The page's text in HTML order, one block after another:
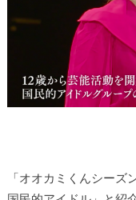
「オオカミくんシー